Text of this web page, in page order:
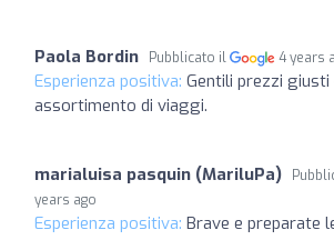
Paola Bordin Pubblicato il 4 years
Esperienza positiva: Gentili prezzi
assortimento di viaggi.
marialuisa pasquin (MariluPa)
years ago
Esperienza positiva: Brave e preparate